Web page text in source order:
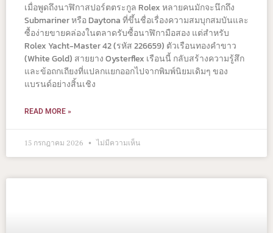
เมื่อพูดถึงนาฬิกาสปอร์ตตระกูล Rolex หลายคนมักจะนึกถึง
Submariner หรือ Daytona ที่ขึ้นชื่อเรื่องความสมบุกสมบันและ
ซื้อง่ายขายคล่องในตลาดรับซื้อนาฬิกามือสอง แต่สำหรับ
Rolex Yacht-Master 42 (รหัส 226659) ตัวเรือนทองคำขาว
(White Gold) สายยาง Oysterflex เรือนนี้ กลับสร้างความรู้สึก
และข้อถกเถียงที่แปลกแยกออกไปจากพิมพ์นิยมเดิมๆ ของ
แบรนด์อย่างสิ้นเชิง
READ MORE »
15 กรกฎาคม 2026 ไม่มีความเห็น